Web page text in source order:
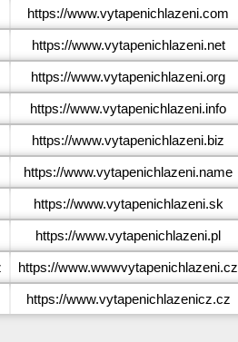
https://www.vytapenichlazeni.com
https://www.vytapenichlazeni.net
https://www.vytapenichlazeni.org
https://www.vytapenichlazeni.info
https://www.vytapenichlazeni.biz
https://www.vytapenichlazeni.name
https://www.vytapenichlazeni.sk
https://www.vytapenichlazeni.pl
https://www.wwwvytapenichlazeni.cz
https://www.vytapenichlazenicz.cz